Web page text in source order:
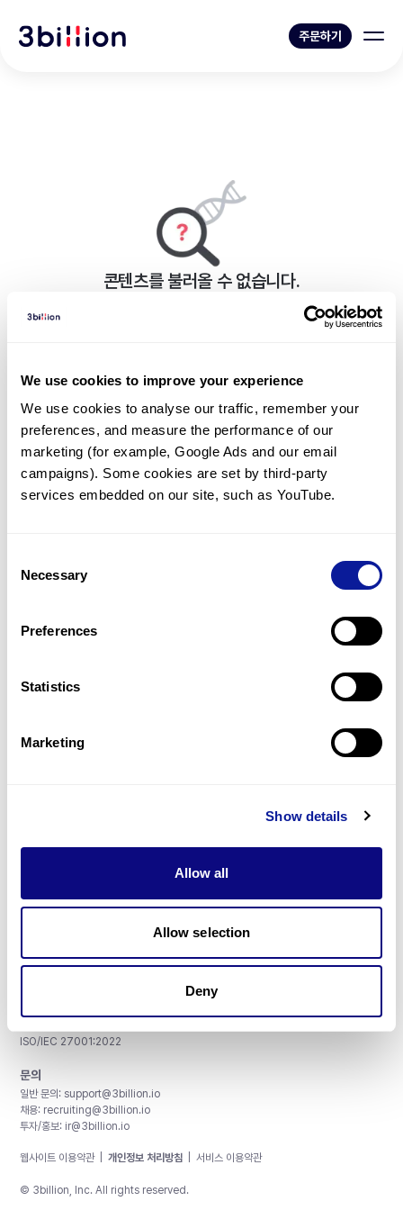
We use cookies to improve your experience
We use cookies to analyse our traffic, remember your
preferences, and measure the performance of our
marketing (for example, Google Ads and our email
campaigns). Some cookies are set by third-party
services embedded on our site, such as YouTube.
Selection
Necessary
Preferences
Statistics
Marketing
Show details
Allow all
Allow selection
Deny
주문하기
콘텐츠를 불러올 수 없습니다.
기술
Gene browser
매달 뉴스레터를 통해 최신 블로그 포스트와 소식을 받아보세요.
주식회사 쓰리빌리언
서울특별시 강남구 테헤란로 415, 8층
사업자등록번호: 290-81-00524
대표이사: 금창원
ISO/IEC 27001:2022
문의
일반 문의: support@3billion.io
채용: recruiting@3billion.io
투자/홍보: ir@3billion.io
웹사이트 이용약관 개인정보 처리방침 서비스 이용약관
© 3billion, Inc. All rights reserved.